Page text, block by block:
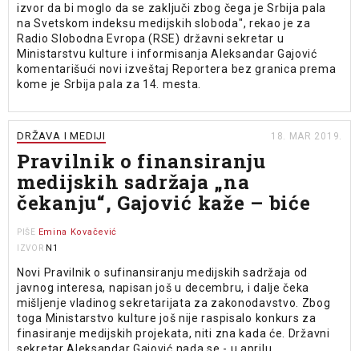
izvor da bi moglo da se zaključi zbog čega je Srbija pala
na Svetskom indeksu medijskih sloboda", rekao je za
Radio Slobodna Evropa (RSE) državni sekretar u
Ministarstvu kulture i informisanja Aleksandar Gajović
komentarišući novi izveštaj Reportera bez granica prema
kome je Srbija pala za 14. mesta.
DRŽAVA I MEDIJI 18. MAR 2019.
Pravilnik o finansiranju
medijskih sadržaja „na
čekanju“, Gajović kaže – biće
PIŠE Emina Kovačević
IZVOR N1
Novi Pravilnik o sufinansiranju medijskih sadržaja od
javnog interesa, napisan još u decembru, i dalje čeka
mišljenje vladinog sekretarijata za zakonodavstvo. Zbog
toga Ministarstvo kulture još nije raspisalo konkurs za
finasiranje medijskih projekata, niti zna kada će. Državni
sekretar Aleksandar Gajović nada se - u aprilu.